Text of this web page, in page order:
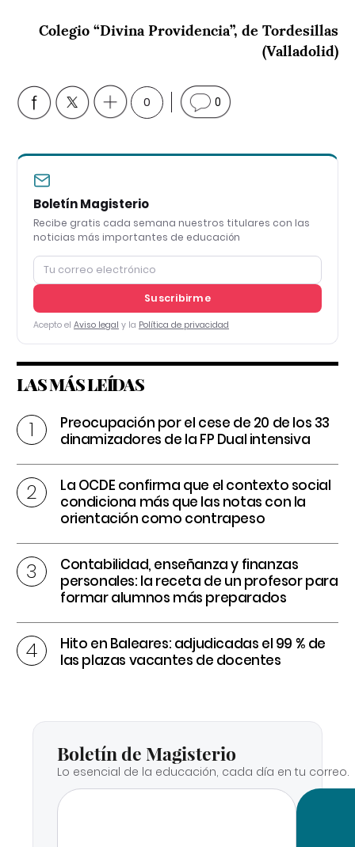
Colegio “Divina Providencia”, de Tordesillas
(Valladolid)
0 0
Boletín Magisterio
Recibe gratis cada semana nuestros titulares con las
noticias más importantes de educación
Suscribirme
Acepto el Aviso legal y la Política de privacidad
LAS MÁS LEÍDAS
Preocupación por el cese de 20 de los 33
dinamizadores de la FP Dual intensiva
La OCDE confirma que el contexto social
condiciona más que las notas con la
orientación como contrapeso
Contabilidad, enseñanza y finanzas
personales: la receta de un profesor para
formar alumnos más preparados
Hito en Baleares: adjudicadas el 99 % de
las plazas vacantes de docentes
Boletín de Magisterio
Lo esencial de la educación, cada día en tu correo.